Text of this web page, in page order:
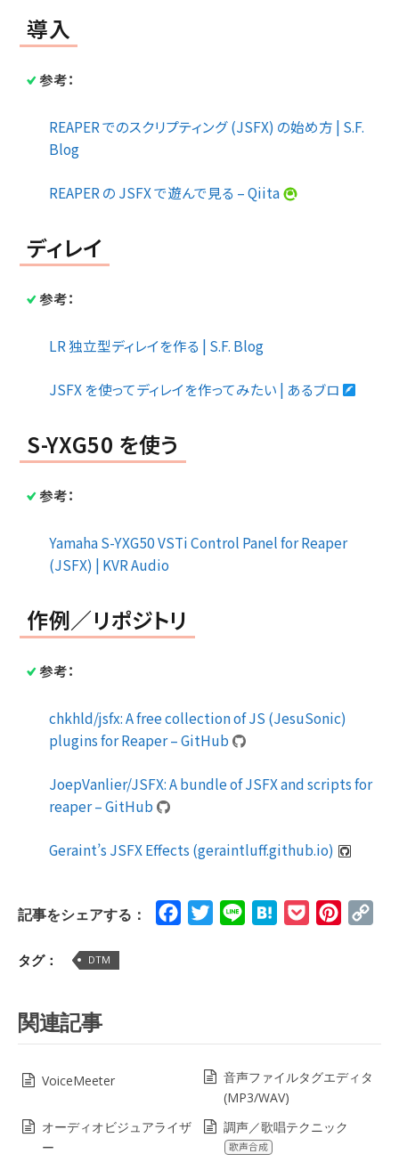
導入
参考：
REAPER でのスクリプティング (JSFX) の始め方 | S.F.
Blog
REAPER の JSFX で遊んで見る – Qiita
ディレイ
参考：
LR 独立型ディレイを作る | S.F. Blog
JSFX を使ってディレイを作ってみたい | あるブロ
S-YXG50 を使う
参考：
Yamaha S-YXG50 VSTi Control Panel for Reaper
(JSFX) | KVR Audio
作例／リポジトリ
参考：
chkhld/jsfx: A free collection of JS (JesuSonic)
plugins for Reaper – GitHub
JoepVanlier/JSFX: A bundle of JSFX and scripts for
reaper – GitHub
Geraint’s JSFX Effects (geraintluff.github.io)
記事をシェアする： FacebookTwitterLine HatenaPocket
タグ： DTM
関連記事
VoiceMeeter
音声ファイルタグエディタ
(MP3/WAV)
オーディオビジュアライザ
ー
調声／歌唱テクニック
歌声合成